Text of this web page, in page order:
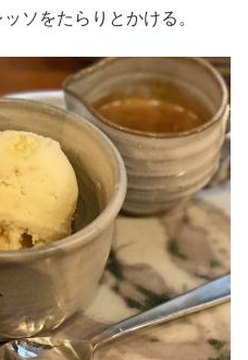
ソをたらりとかける。